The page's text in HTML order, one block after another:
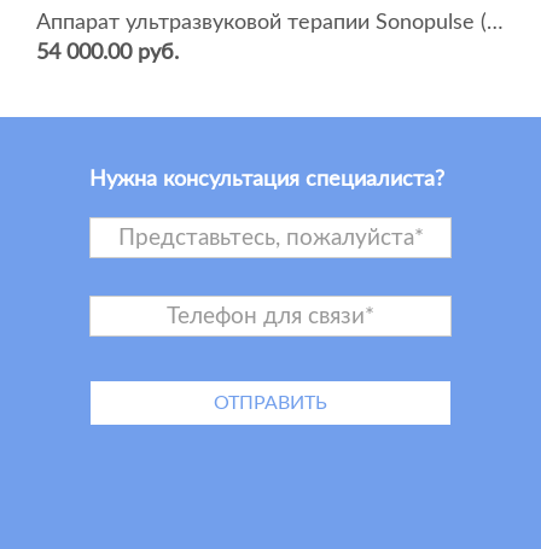
Аппарат ультразвуковой терапии Sonopulse (мультичастотный 1 и 3 Мгц)
54 000.00 руб.
Нужна консультация специалиста?